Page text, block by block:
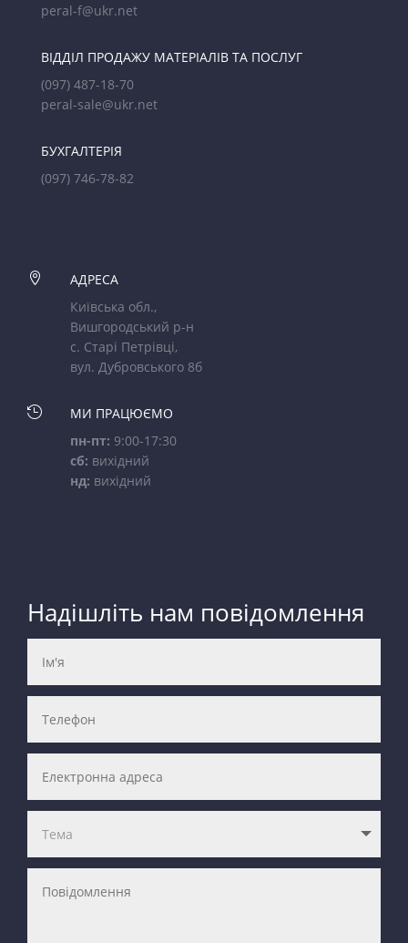
peral-f@ukr.net
ВІДДІЛ ПРОДАЖУ МАТЕРІАЛІВ ТА ПОСЛУГ
(097) 487-18-70
peral-sale@ukr.net
БУХГАЛТЕРІЯ
(097) 746-78-82

АДРЕСА
Київська обл.,
Вишгородський р-н
с. Старі Петрівці,
вул. Дубровського 8б

МИ ПРАЦЮЄМО
пн-пт: 9:00-17:30
сб: вихідний
нд: вихідний
Надішліть нам повідомлення